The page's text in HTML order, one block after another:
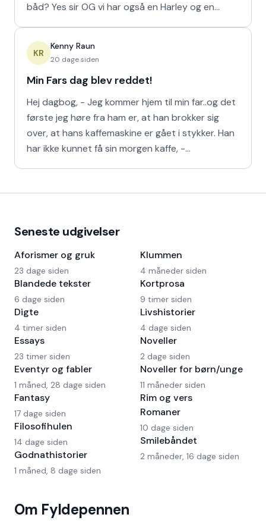
båd? Yes sir OG vi har også en Harley og en
KR
Kenny Raun
20 dage siden
Min Fars dag blev reddet!
Hej dagbog, - Jeg kommer hjem til min far..og det
første jeg høre fra ham er, at han brokker sig
over, at hans kaffemaskine er gået i stykker. Han
har ikke kunnet få sin morgen kaffe, -
Om Fyldepennen
Seneste udgivelser
Aforismer og gruk
23 dage siden
Blandede tekster
6 dage siden
Digte
4 timer siden
Essays
23 timer siden
Eventyr og fabler
1 måned, 28 dage siden
Fantasy
17 dage siden
Filosofihulen
14 dage siden
Godnathistorier
1 måned, 8 dage siden
Klummen
4 måneder siden
Kortprosa
9 timer siden
Livshistorier
4 dage siden
Noveller
2 dage siden
Noveller for børn/unge
11 måneder siden
Rim og vers
Romaner
10 dage siden
Smilebåndet
2 måneder, 16 dage siden